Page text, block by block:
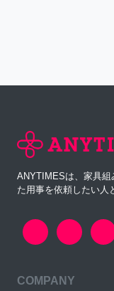
ANYTIMESは、家具組
た用事を依頼したい人
COMPANY